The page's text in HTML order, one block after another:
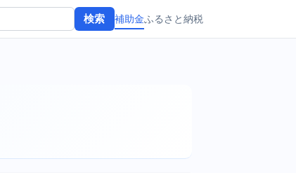
検索 補助金ふるさと納税